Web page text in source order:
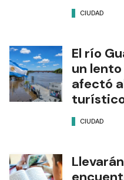
CIUDAD
El río
un
afectó
CIUDAD